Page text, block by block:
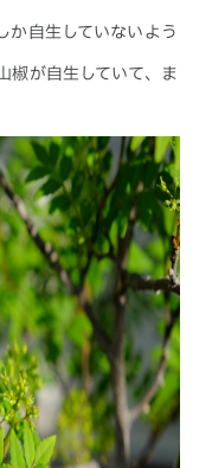
か自生していないよう
椒が自生していて、ま